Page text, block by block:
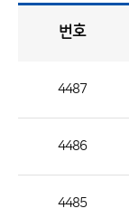
론
번호
4487
4486
4485